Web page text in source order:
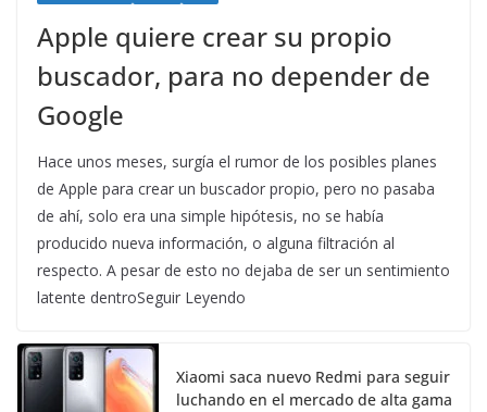
Apple quiere crear su propio
buscador, para no depender de
Google
Hace unos meses, surgía el rumor de los posibles planes
de Apple para crear un buscador propio, pero no pasaba
de ahí, solo era una simple hipótesis, no se había
producido nueva información, o alguna filtración al
respecto. A pesar de esto no dejaba de ser un sentimiento
latente dentroSeguir Leyendo
Xiaomi saca nuevo Redmi para seguir
luchando en el mercado de alta gama